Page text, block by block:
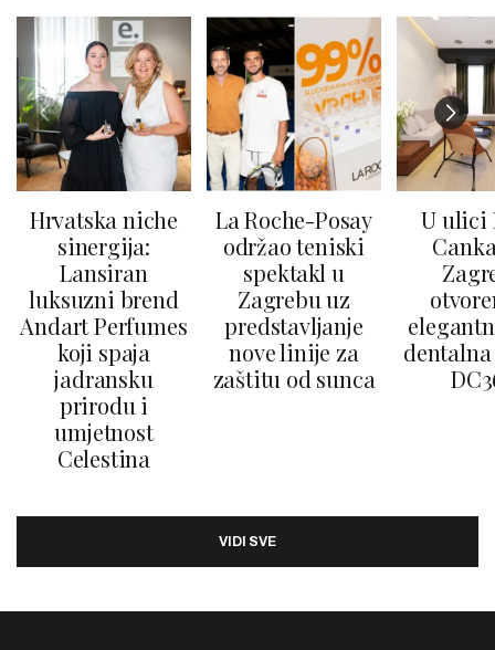
Hrvatska niche
sinergija:
Lansiran
luksuzni brend
Andart Perfumes
koji spaja
jadransku
prirodu i
umjetnost
Celestina
La Roche-Posay
održao teniski
spektakl u
Zagrebu uz
predstavljanje
nove linije za
zaštitu od sunca
U ulici
VIDI SVE